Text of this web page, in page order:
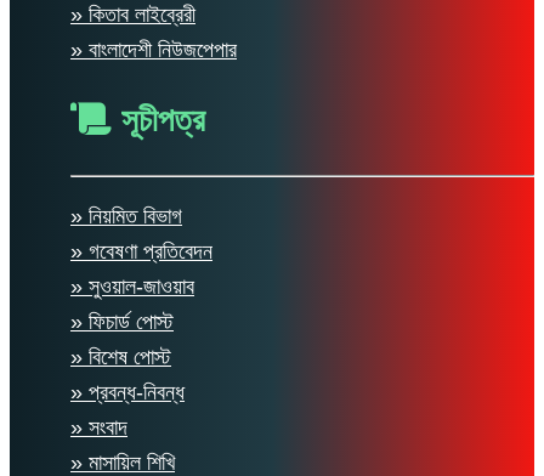
» কিতাব লাইব্রেরী
» বাংলাদেশী নিউজপেপার
সূচীপত্র
» নিয়মিত বিভাগ
» গবেষণা প্রতিবেদন
» সুওয়াল-জাওয়াব
» ফিচার্ড পোস্ট
» বিশেষ পোস্ট
» প্রবন্ধ-নিবন্ধ
» সংবাদ
» মাসায়িল শিখি